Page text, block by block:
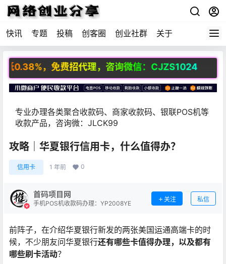
快讯 专题 投稿 创客圈 创业社群 关于
，免费招代理，咨询微信：CJZS1024
专业办理各类聚合收款码、商家收款码、银联POS机等
收款产品，咨询微：JLCK99
攻略｜华夏银行信用卡，什么值得办？
信用卡 1 年前 0
首码项目网
手机POS机收款码办理：YP2008YE
关注 私信
前阵子，在介绍华夏银行新发的两张美国运通高端卡的时
候，不少朋友问华夏银行还有哪些卡值得办理，以及都有
哪些刷卡活动？